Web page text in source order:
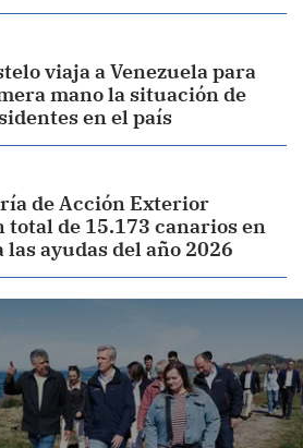
viaja a Venezuela para
mano la situación de
en el país
de Acción Exterior
total de 15.173 canarios en
las ayudas del año 2026